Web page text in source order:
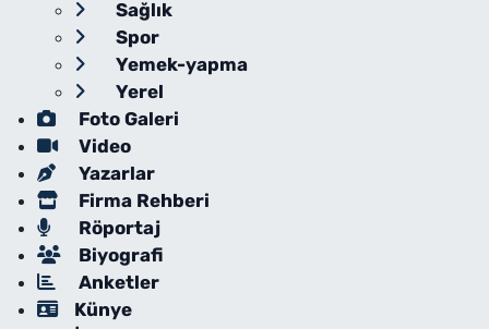
Sağlık
Spor
Yemek-yapma
Yerel
Foto Galeri
Video
Yazarlar
Firma Rehberi
Röportaj
Biyografi
Anketler
Künye